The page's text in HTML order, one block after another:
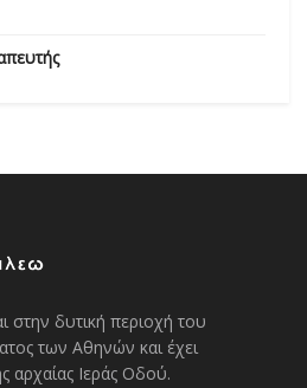
στην δυτική περιοχή του
των Αθηνών και έχει
αρχαίας Ιεράς Οδού.